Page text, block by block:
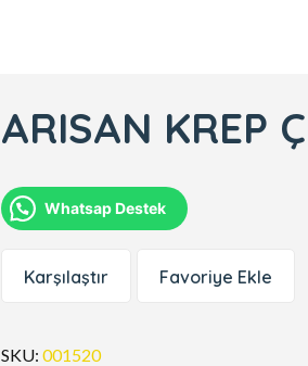
ARISAN KREP
Whatsap Destek
Karşılaştır Favoriye Ekle
SKU:001520